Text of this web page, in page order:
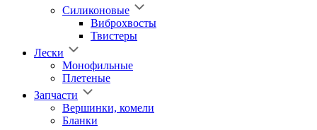
Силиконовые
Виброхвосты
Твистеры
Лески
Монофильные
Плетеные
Запчасти
Вершинки, комели
Бланки